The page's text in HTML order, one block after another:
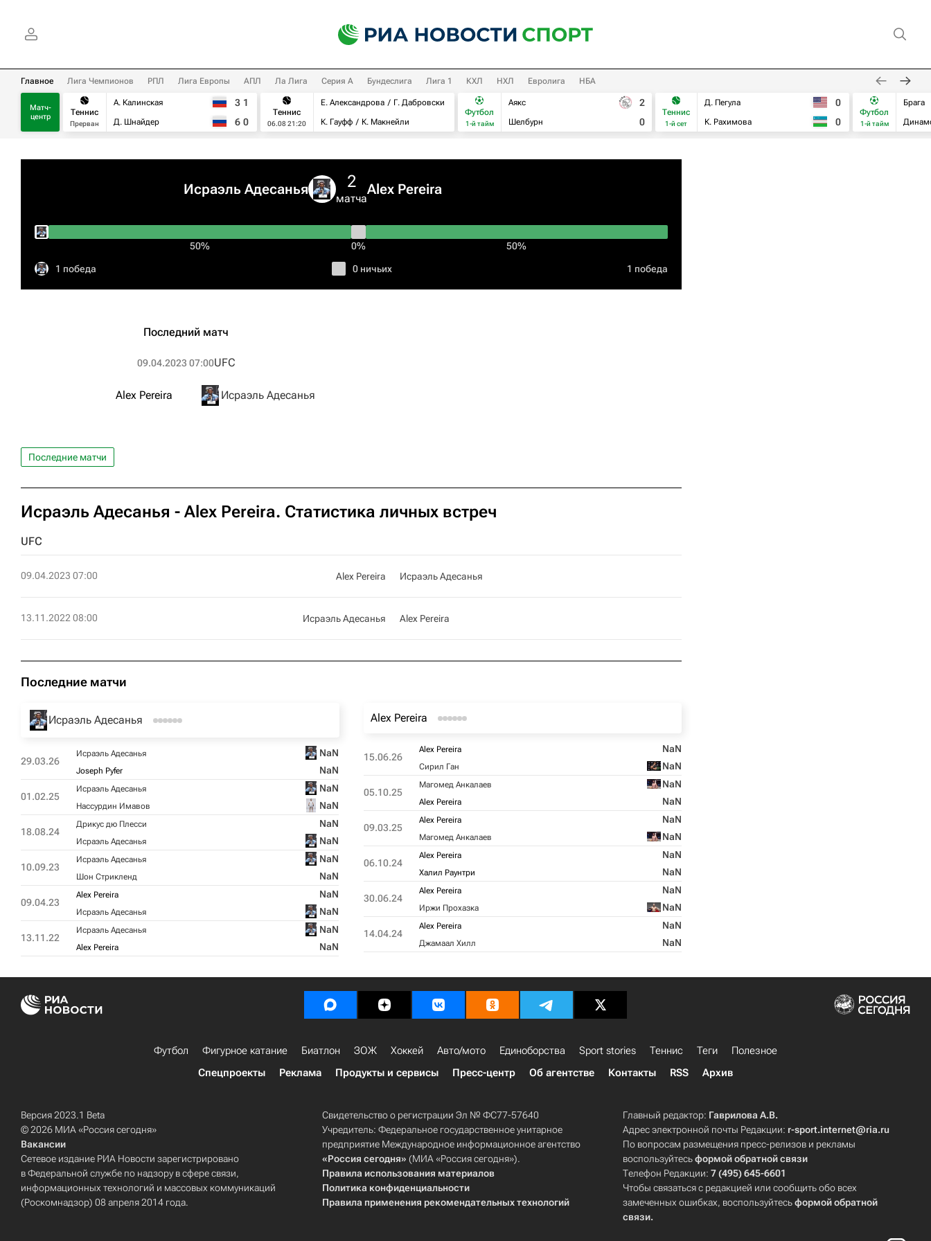
Главное Лига Чемпионов РПЛ Лига Европы АПЛ Ла Лига Серия А Бундеслига Лига 1 КХЛ НХЛ Евролига НБА
Матч-
центр
Теннис
Прерван
А. Калинская
Д. Шнайдер
3 1
6 0
Теннис
06.08 21:20
Е. Александрова
Г. Дабровски
К. Гауфф
К. Макнейли
Футбол
1-й тайм
Аякс
Шелбурн
2
0
Теннис
1-й сет
Д. Пегула
К. Рахимова
0
0
Футбол
1-й тайм
Брага
Исраэль Адесанья 2
матча
Alex Pereira
50% 0% 50%
1 победа 0 ничьих 1 победа
Последний матч
09.04.2023 07:00UFC
Alex Pereira Исраэль Адесанья
Последние матчи
Исраэль Адесанья - Alex Pereira. Статистика личных встреч
UFC
09.04.2023 07:00 Alex Pereira Исраэль Адесанья
13.11.2022 08:00 Исраэль Адесанья Alex Pereira
Последние матчи
Исраэль Адесанья
29.03.26
Исраэль Адесанья NaN
Joseph Pyfer NaN
01.02.25
Исраэль Адесанья NaN
Нассурдин Имавов NaN
18.08.24
Дрикус дю Плесси NaN
Исраэль Адесанья NaN
10.09.23
Исраэль Адесанья NaN
Шон Стрикленд NaN
09.04.23
Alex Pereira NaN
Исраэль Адесанья NaN
13.11.22
Исраэль Адесанья NaN
Alex Pereira NaN
Alex Pereira
15.06.26
Alex Pereira NaN
Сирил Ган NaN
05.10.25
Магомед Анкалаев NaN
Alex Pereira NaN
09.03.25
Alex Pereira NaN
Магомед Анкалаев NaN
06.10.24
Alex Pereira NaN
Халил Раунтри NaN
30.06.24
Alex Pereira NaN
Иржи Прохазка NaN
14.04.24
Alex Pereira NaN
Джамаал Хилл NaN
Футбол Фигурное катание Биатлон ЗОЖ Хоккей Авто/мото Единоборства Sport stories Теннис Теги
Полезное
Спецпроекты
Реклама Продукты и сервисы Пресс-центр Об агентстве Контакты RSS Архив
Версия 2023.1 Beta
© 2026 МИА «Россия сегодня»
Вакансии
Сетевое издание РИА Новости зарегистрировано
в Федеральной службе по надзору в сфере связи,
информационных технологий и массовых коммуникаций
(Роскомнадзор) 08 апреля 2014 года.
Свидетельство о регистрации Эл № ФС77-57640
Учредитель: Федеральное государственное унитарное
предприятие Международное информационное агентство
«Россия сегодня» (МИА «Россия сегодня»).
Правила использования материалов
Политика конфиденциальности
Правила применения рекомендательных технологий
Главный редактор: Гаврилова А.В.
Адрес электронной почты Редакции: r-sport.internet@ria.ru
По вопросам размещения пресс-релизов и рекламы
воспользуйтесьформой обратной связи
Телефон Редакции:7 (495) 645-6601
Чтобы связаться с редакцией или сообщить обо всех
замеченных ошибках, воспользуйтесьформой обратной
связи.